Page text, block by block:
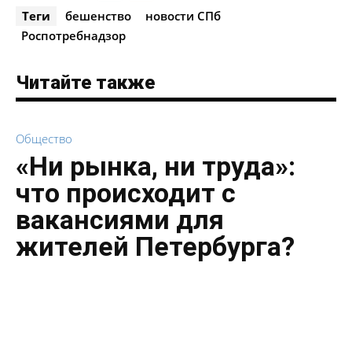
Теги бешенство
новости СПб
Роспотребнадзор
Читайте также
Общество
«Ни рынка, ни труда»:
что происходит с
вакансиями для
жителей Петербурга?